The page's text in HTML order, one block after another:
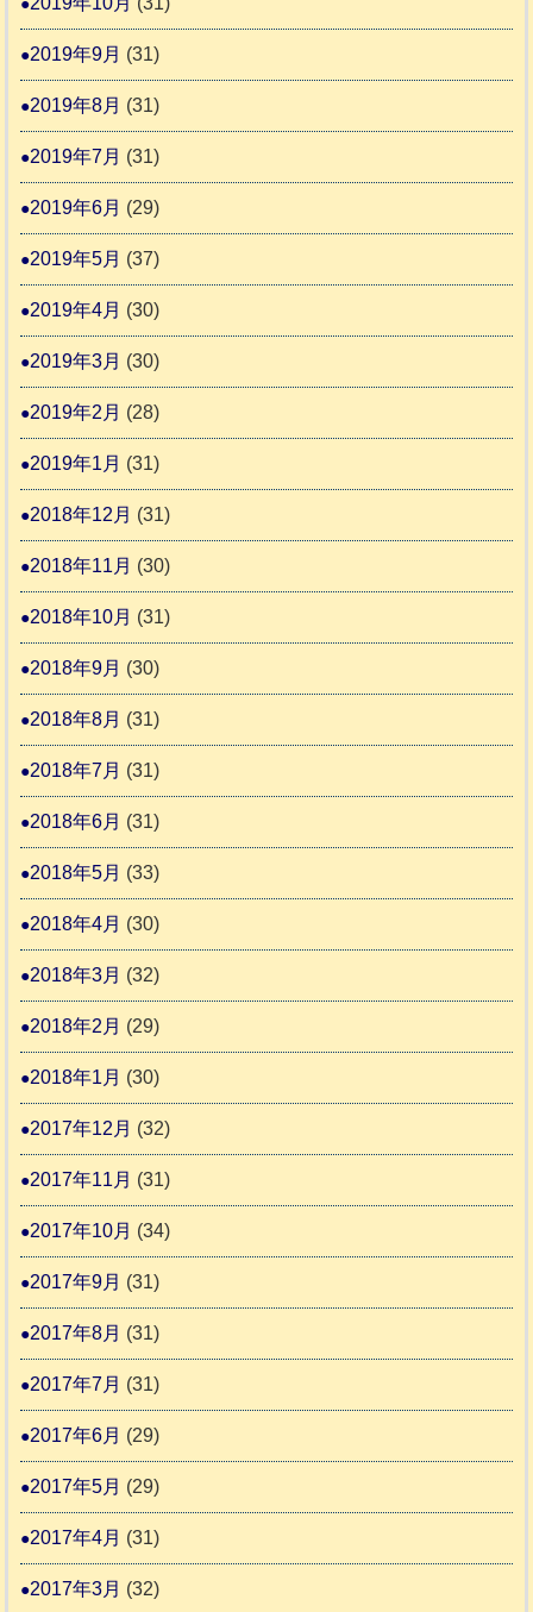
2019年9月 (31)
2019年8月 (31)
2019年7月 (31)
2019年6月 (29)
2019年5月 (37)
2019年4月 (30)
2019年3月 (30)
2019年2月 (28)
2019年1月 (31)
2018年12月 (31)
2018年11月 (30)
2018年10月 (31)
2018年9月 (30)
2018年8月 (31)
2018年7月 (31)
2018年6月 (31)
2018年5月 (33)
2018年4月 (30)
2018年3月 (32)
2018年2月 (29)
2018年1月 (30)
2017年12月 (32)
2017年11月 (31)
2017年10月 (34)
2017年9月 (31)
2017年8月 (31)
2017年7月 (31)
2017年6月 (29)
2017年5月 (29)
2017年4月 (31)
2017年3月 (32)